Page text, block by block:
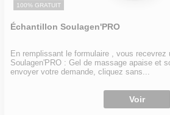
100% GRATUIT
Échantillon Soulagen'PRO
En remplissant le formulaire , vous recevrez
Soulagen'PRO : Gel de massage apaise et
envoyer votre demande, cliquez sans...
Voir